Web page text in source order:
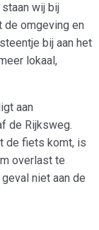
wij bij
de omgeving en
bij aan het
lokaal,
aan
de Rijksweg.
de fiets komt, is
overlast te
niet aan de